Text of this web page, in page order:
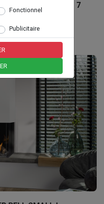
Fonctionnel
Publicitaire
SMALL TUNNEL - 7